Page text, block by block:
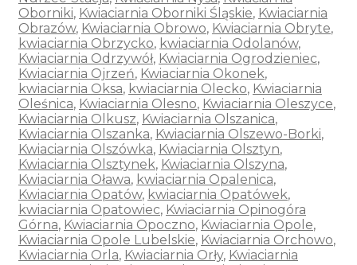
Oborniki, Kwiaciarnia Oborniki Śląskie, Kwiaciarnia
Obrazów, Kwiaciarnia Obrowo, Kwiaciarnia Obryte,
kwiaciarnia Obrzycko, kwiaciarnia Odolanów,
Kwiaciarnia Odrzywół, Kwiaciarnia Ogrodzieniec,
Kwiaciarnia Ojrzeń, Kwiaciarnia Okonek,
kwiaciarnia Oksa, kwiaciarnia Olecko, Kwiaciarnia
Oleśnica, Kwiaciarnia Olesno, Kwiaciarnia Oleszyce,
Kwiaciarnia Olkusz, Kwiaciarnia Olszanica,
Kwiaciarnia Olszanka, Kwiaciarnia Olszewo-Borki,
Kwiaciarnia Olszówka, Kwiaciarnia Olsztyn,
Kwiaciarnia Olsztynek, Kwiaciarnia Olszyna,
Kwiaciarnia Oława, kwiaciarnia Opalenica,
Kwiaciarnia Opatów, kwiaciarnia Opatówek,
kwiaciarnia Opatowiec, Kwiaciarnia Opinogóra
Górna, Kwiaciarnia Opoczno, Kwiaciarnia Opole,
Kwiaciarnia Opole Lubelskie, Kwiaciarnia Orchowo,
Kwiaciarnia Orla, Kwiaciarnia Orły, Kwiaciarnia